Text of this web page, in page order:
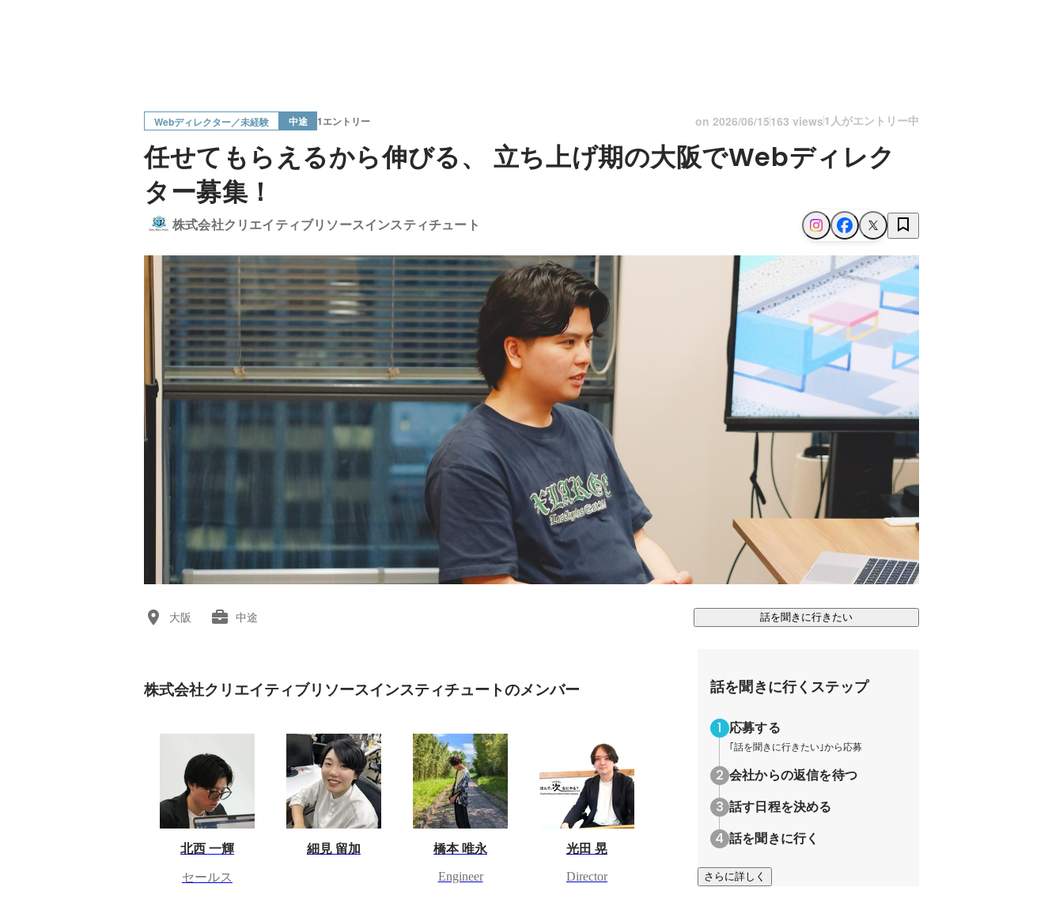
Webディレクター／未経験 中途 1エントリー on 2026/06/15163 views1人がエントリー中
任せてもらえるから伸びる、 立ち上げ期の大阪でWebディレク
ター募集！
株式会社クリエイティブリソースインスティチュート
大阪 中途 話を聞きに行きたい
株式会社クリエイティブリソースインスティチュートのメンバー
北西 一輝
セールス
細見 留加 橋本 唯永
Engineer
光田 晃
Director
話を聞きに行くステップ
応募する
｢話を聞きに行きたい｣から応募
会社からの返信を待つ
話す日程を決める
話を聞きに行く
さらに詳しく